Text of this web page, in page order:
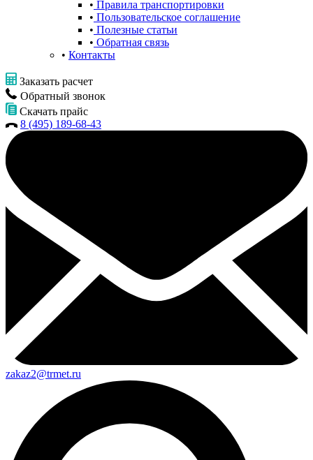
Правила транспортировки
Пользовательское соглашение
Полезные статьи
Обратная связь
Контакты
Заказать расчет
Обратный звонок
Скачать прайс
8 (495) 189-68-43
zakaz2@trmet.ru